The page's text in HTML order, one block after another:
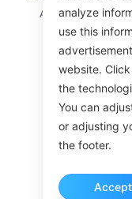
About Usanalyze
use this
website.
the
You can
or adjusting
the footer.